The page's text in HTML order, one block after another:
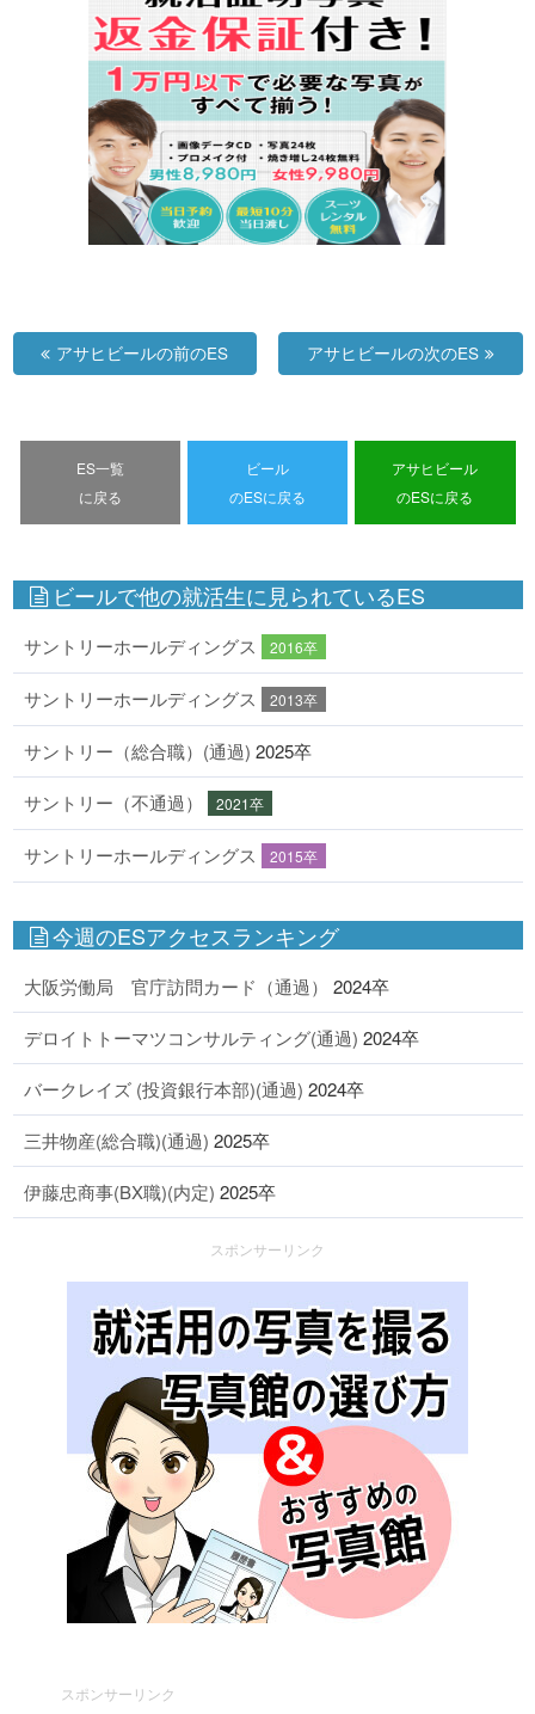
アサヒビールの前のES アサヒビールの次のES
ES一覧
に戻る
ビール
のESに戻る
アサヒビール
のESに戻る
ビールで他の就活生に見られているES
サントリーホールディングス 2016卒
サントリーホールディングス 2013卒
サントリー（総合職）(通過) 2025卒
サントリー（不通過） 2021卒
サントリーホールディングス 2015卒
今週のESアクセスランキング
大阪労働局 官庁訪問カード（通過） 2024卒
デロイトトーマツコンサルティング(通過) 2024卒
バークレイズ (投資銀行本部)(通過) 2024卒
三井物産(総合職)(通過) 2025卒
伊藤忠商事(BX職)(内定) 2025卒
スポンサーリンク
スポンサーリンク